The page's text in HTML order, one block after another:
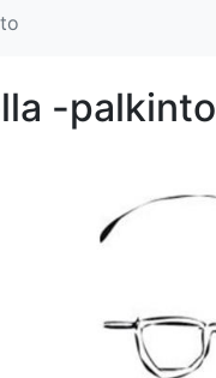
-palkinto